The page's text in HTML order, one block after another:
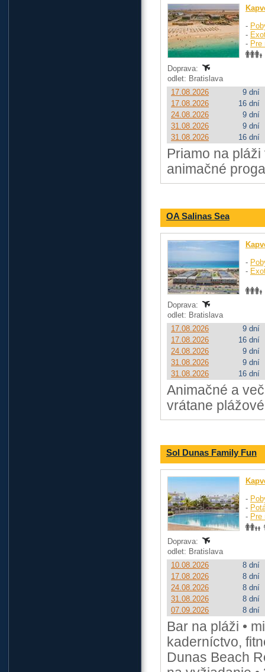
-
-
- Pre
Doprava:
odlet: Bratislava
17.08.2026
9 dní
17.08.2026
16 dní
24.08.2026
9 dní
31.08.2026
9 dní
31.08.2026
16 dní
Priamo na
animačné
OA Salinas Sea
-
-
Doprava:
odlet: Bratislava
17.08.2026
9 dní
17.08.2026
16 dní
24.08.2026
9 dní
31.08.2026
9 dní
31.08.2026
16 dní
Animačné a
vrátane
Sol Dunas Family Fun
-
-
- Pre
Doprava:
odlet: Bratislava
10.08.2026
8 dní
17.08.2026
8 dní
24.08.2026
8 dní
31.08.2026
8 dní
07.09.2026
8 dní
Bar na pláži •
kaderníctvo,
Dunas Beach